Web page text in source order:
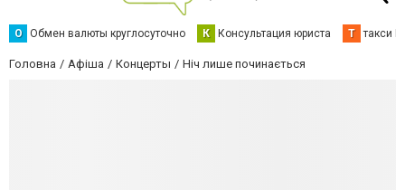
О Обмен валюты круглосуточно К Консультация юриста Т такси
Головна Афіша Концерты Ніч лише починається